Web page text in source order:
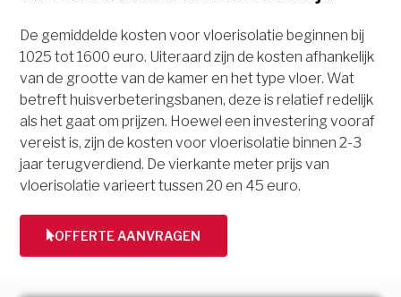
De gemiddelde kosten voor vloerisolatie beginnen bij
1025 tot 1600 euro. Uiteraard zijn de kosten afhankelijk
van de grootte van de kamer en het type vloer. Wat
betreft huisverbeteringsbanen, deze is relatief redelijk
als het gaat om prijzen. Hoewel een investering vooraf
vereist is, zijn de kosten voor vloerisolatie binnen 2-3
jaar terugverdiend. De vierkante meter prijs van
vloerisolatie varieert tussen 20 en 45 euro.
OFFERTE AANVRAGEN